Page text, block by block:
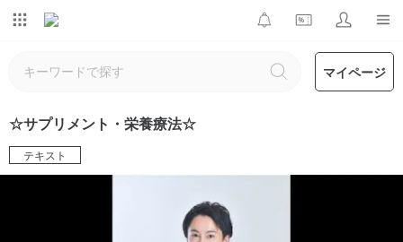
マイページ
☆サプリメント・栄養療法☆
テキスト